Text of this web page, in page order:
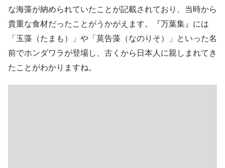
な海藻が納められていたことが記載されており、当時から
貴重な食材だったことがうかがえます。『万葉集』には
「玉藻（たまも）」や「莫告藻（なのりそ）」といった名
前でホンダワラが登場し、古くから日本人に親しまれてき
たことがわかりますね。